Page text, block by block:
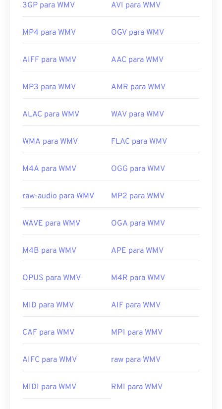
00 00
00 00
3GP para WMV AVI para WMV
MP4 para WMV OGV para WMV
AIFF para WMV AAC para WMV
MP3 para WMV AMR para WMV
ALAC para WMV WAV para WMV
WMA para WMV FLAC para WMV
M4A para WMV OGG para WMV
raw-audio para WMV MP2 para WMV
WAVE para WMV OGA para WMV
M4B para WMV APE para WMV
OPUS para WMV M4R para WMV
MID para WMV AIF para WMV
CAF para WMV MP1 para WMV
AIFC para WMV raw para WMV
MIDI para WMV RMI para WMV